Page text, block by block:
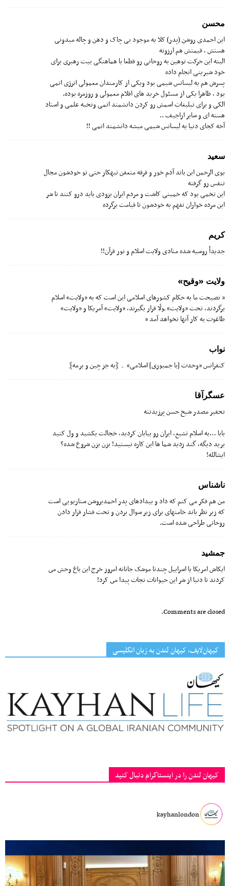
محسن
این احمدی روشن (پدر) کلا یه موجود بی چاک و دهن و چاله میدونی
هستش ، قیمتش هم ارزونه
البته این حرکت توهین به روحانی رو قطعا با هماهنگی بیت رهبری برای
خود شیرینی انجام‌ داده
پسرش هم یه لیسانس شیمی بود و‌یکی از کارمندان معمولی انرژی اتمی
بود ، ظاهرا یکی از مسئول خرید های اقلام معمولی و روزمره بوده.
الکی و برای تبلیغات اسمش رو کردن دانشمند اتمی و‌نخبه علمی و استاد
هسته ای و سایر اراجیف ..
آخه کجای دنیا یه لیسانس شیمی میشه دانشمند اتمی !!
سعید
بوی الرحمن این باند آدم خور و فرقه متعفن تبهکار حتی تو خودشون مجال
تنفس رو گرفته
این تخمی بود که خمینی کاشت و مردم ایران بزودی باید درو کنند تا شر
این مرده خواران نفهم به خودشون تا قیامت برگرده
كریم
جدیدأ روسیه شده منادى ولایت‌‌ اسلام و نور قرآن!!
ولایت «وقیح»
” نصیحت ما به حکام کشورهای اسلامی این است که به «ولایت» اسلام
برگردند، تحت «ولایت‌» ـولّا قرار بگیرند، «ولایت» آمریکا و «ولایت»
طاغوت به کار آنها نخواهد آمد ”
نواب
کنفرانس «وحدت [با جمبورى] اسلامی» ۔ ﴿به جز چین و برمه﴾
عسگرآقا
تحقیر مصدر شیخ حسن پرزیدنته
بابا …به اسلام تشیع، ایران رو بیابان کردید، خجالت بکشید و ول کنید
برید دیگه، گند زدید شما ها این کاره نیستید! بزن بزن شروع شده؟
ایشالله!
ناشناس
من هم فکر می کنم که داد و بیدادهای پدر احمدی‎روشن سناریویی است
که زیر نظر باند خامنه‎ای برای زیر سوال بردن و تحت فشار قرار دادن
روحانی طراحی شده است.
جمشيد
ایکاش امریکا یا اسراییل چندتا موشک جانانه امروز خرج این باغ وحش مى
کردند تا دنیا از شر این حیوانات نجات پیدا مى کرد!
Comments are closed.
کیهان‌لایف، کیهان لندن به زبان انگلیسی
کیهان لندن را در اینستاگرام دنبال کنید
kayhanlondon